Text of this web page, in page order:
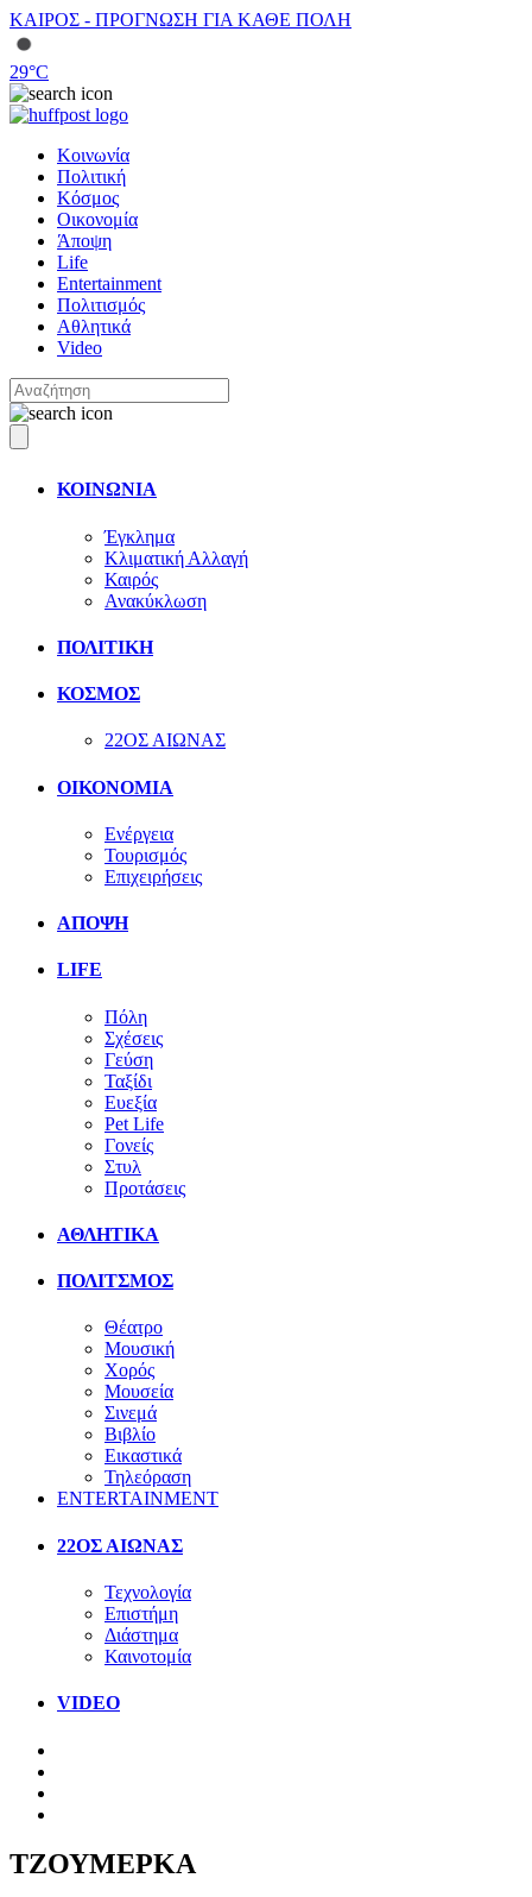
ΚΑΙΡΟΣ - ΠΡΟΓΝΩΣΗ ΓΙΑ ΚΑΘΕ ΠΟΛΗ
29°C
Κοινωνία
Πολιτική
Κόσμος
Οικονομία
Άποψη
Life
Entertainment
Πολιτισμός
Αθλητικά
Video
ΚΟΙΝΩΝΙΑ
Έγκλημα
Κλιματική Αλλαγή
Καιρός
Ανακύκλωση
ΠΟΛΙΤΙΚΗ
ΚΟΣΜΟΣ
22ΟΣ ΑΙΩΝΑΣ
ΟΙΚΟΝΟΜΙΑ
Ενέργεια
Τουρισμός
Επιχειρήσεις
ΑΠΟΨΗ
LIFE
Πόλη
Σχέσεις
Γεύση
Ταξίδι
Ευεξία
Pet Life
Γονείς
Στυλ
Προτάσεις
ΑΘΛΗΤΙΚΑ
ΠΟΛΙΤΣΜΟΣ
Θέατρο
Μουσική
Χορός
Μουσεία
Σινεμά
Βιβλίο
Εικαστικά
Τηλεόραση
ENTERTAINMENT
22ΟΣ ΑΙΩΝΑΣ
Τεχνολογία
Επιστήμη
Διάστημα
Καινοτομία
VIDEO
ΤΖΟΥΜΕΡΚΑ